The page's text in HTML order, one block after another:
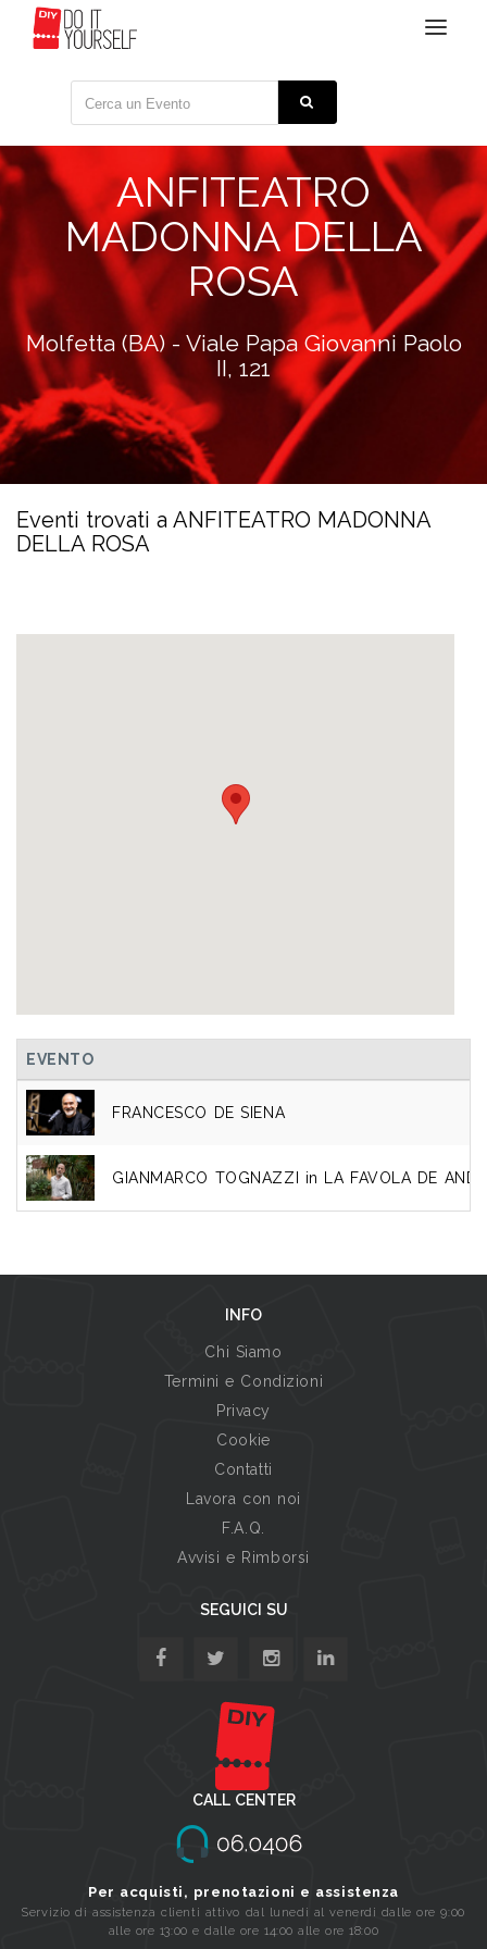
Toggle
ANFITEATRO
MADONNA DELLA
ROSA
Molfetta (BA) - Viale Papa Giovanni Paolo
II, 121
Eventi trovati a ANFITEATRO MADONNA
DELLA ROSA
EVENTO
FRANCESCO DE SIENA
GIANMARCO TOGNAZZI in LA FAVOLA DE
INFO
Chi Siamo
Termini e Condizioni
Privacy
Cookie
Contatti
Lavora con noi
F.A.Q.
Avvisi e Rimborsi
SEGUICI SU
CALL CENTER
Per acquisti, prenotazioni e assistenza
Servizio di assistenza clienti attivo dal lunedi al venerdi dalle ore 9:00
alle ore 13:00 e dalle ore 14:00 alle ore 18:00